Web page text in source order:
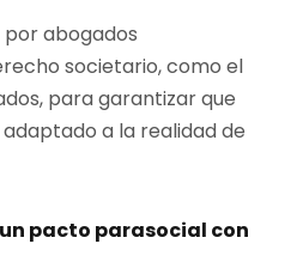
abogados
societario, como el
para garantizar que
a la realidad de
pacto parasocial con